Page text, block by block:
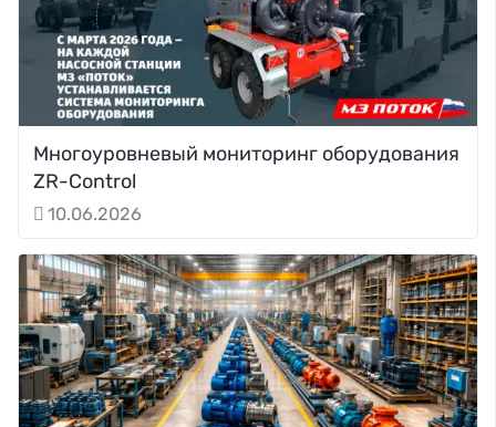
Многоуровневый мониторинг оборудования
ZR-Control
10.06.2026